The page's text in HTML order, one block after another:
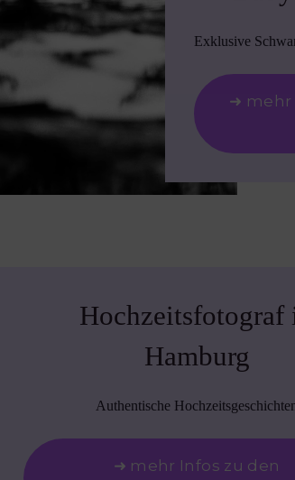
Exklusive
➜ mehr
Hochzeitsfotograf
Hamburg
Authentische
➜ mehr Infos zu den